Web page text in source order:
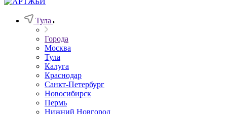
Тула
Города
Москва
Тула
Калуга
Краснодар
Санкт-Петербург
Новосибирск
Пермь
Нижний Новгород